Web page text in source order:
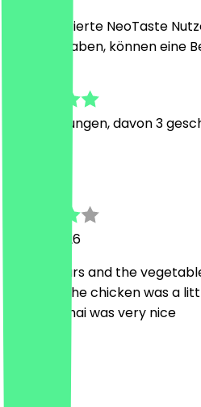
Nur registrierte NeoTaste
besucht haben, können eine
Bewertungen, davon 3
29. Juli 2026
The flavours and the
however the chicken was a
the pad Thai was very nice